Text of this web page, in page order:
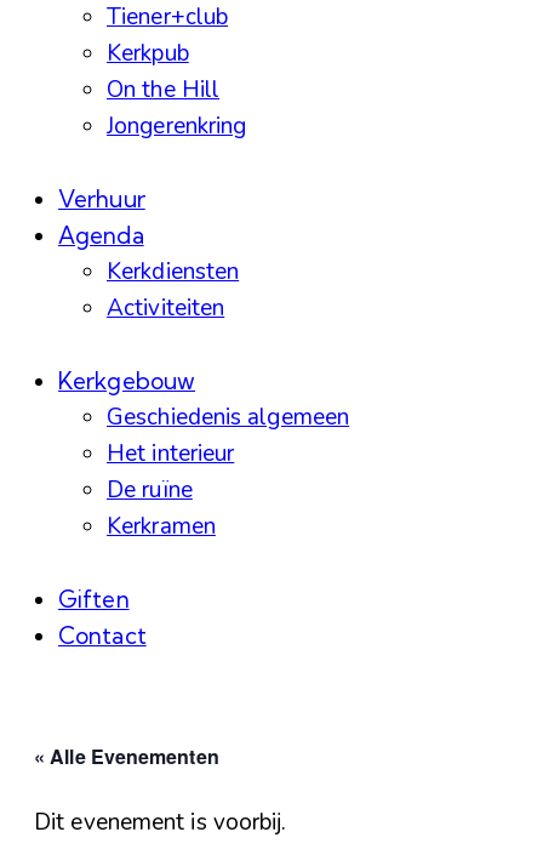
Tiener+club
Kerkpub
On the Hill
Jongerenkring
Verhuur
Agenda
Kerkdiensten
Activiteiten
Kerkgebouw
Geschiedenis algemeen
Het interieur
De ruïne
Kerkramen
Giften
Contact
« Alle Evenementen
Dit evenement is voorbij.